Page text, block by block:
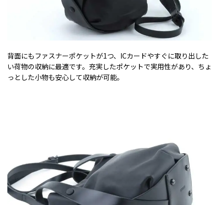
背面にもファスナーポケットが1つ、ICカードやすぐに取り出した
い荷物の収納に最適です。充実したポケットで実用性があり、ちょ
っとした小物も安心して収納が可能。